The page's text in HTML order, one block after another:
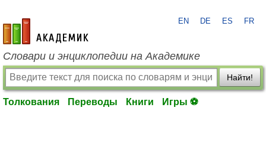
academic.ru
EN DE ES FR
Словари и энциклопедии на Академике
Найти!
Толкования Переводы Книги Игры ⚽